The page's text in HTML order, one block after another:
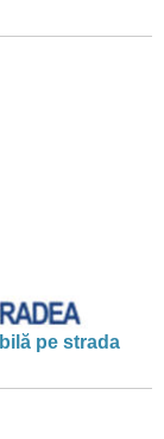
pe strada